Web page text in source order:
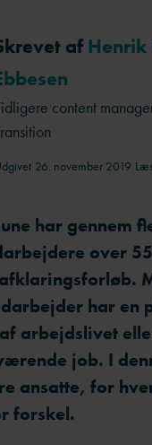
af Henrik
content
26. november 2019
har gennem
over
har en
arbejdslivet
job. I
ansatte, for
forskel.